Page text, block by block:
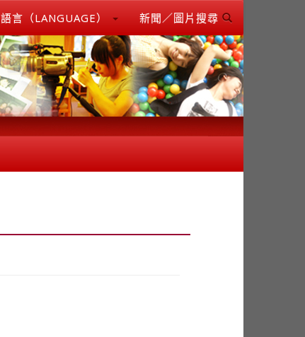
語言（LANGUAGE） 新聞／圖片搜尋